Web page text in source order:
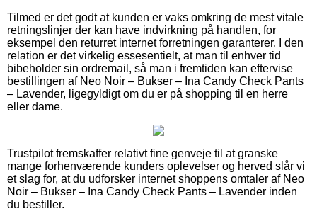
Tilmed er det godt at kunden er vaks omkring de mest vitale
retningslinjer der kan have indvirkning på handlen, for
eksempel den returret internet forretningen garanterer. I den
relation er det virkelig essesentielt, at man til enhver tid
bibeholder sin ordremail, så man i fremtiden kan eftervise
bestillingen af Neo Noir – Bukser – Ina Candy Check Pants
– Lavender, ligegyldigt om du er på shopping til en herre
eller dame.
Trustpilot fremskaffer relativt fine genveje til at granske
mange forhenværende kunders oplevelser og herved slår vi
et slag for, at du udforsker internet shoppens omtaler af Neo
Noir – Bukser – Ina Candy Check Pants – Lavender inden
du bestiller.